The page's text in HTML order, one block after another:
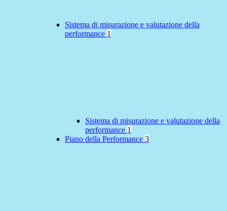
Sistema di misurazione e valutazione della
performance 1
Sistema di misurazione e valutazione della
performance 1
Piano della Performance 3